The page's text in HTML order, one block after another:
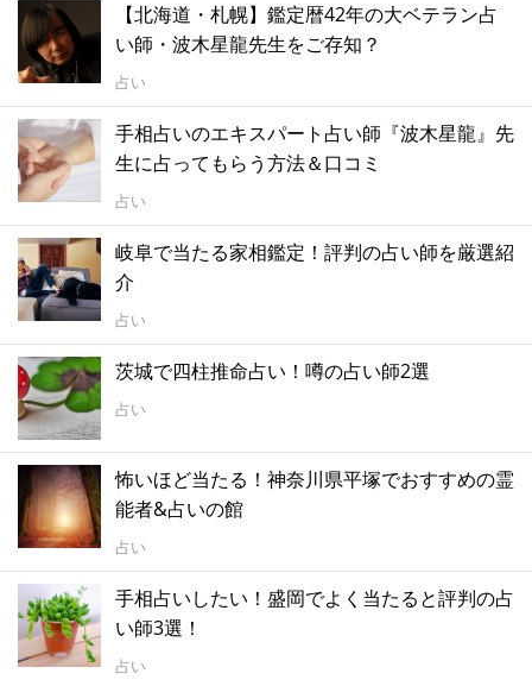
【北海道・札幌】鑑定暦42年の大ベテラン占
い師・波木星龍先生をご存知？
占い
手相占いのエキスパート占い師『波木星龍』先
生に占ってもらう方法＆口コミ
占い
岐阜で当たる家相鑑定！評判の占い師を厳選紹
介
占い
茨城で四柱推命占い！噂の占い師2選
占い
怖いほど当たる！神奈川県平塚でおすすめの霊
能者&占いの館
占い
手相占いしたい！盛岡でよく当たると評判の占
い師3選！
占い